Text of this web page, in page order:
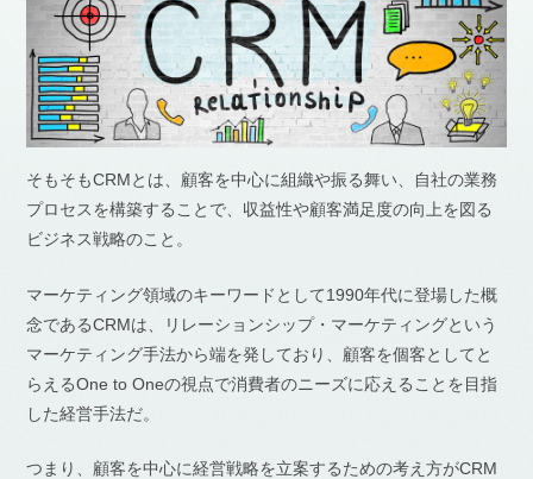
そもそもCRMとは、顧客を中心に組織や振る舞い、自社の業務
プロセスを構築することで、収益性や顧客満足度の向上を図る
ビジネス戦略のこと。
マーケティング領域のキーワードとして1990年代に登場した概
念であるCRMは、リレーションシップ・マーケティングという
マーケティング手法から端を発しており、顧客を個客としてと
らえるOne to Oneの視点で消費者のニーズに応えることを目指
した経営手法だ。
つまり、顧客を中心に経営戦略を立案するための考え方がCRM